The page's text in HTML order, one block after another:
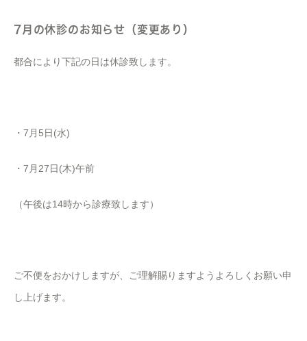
7月の休診のお知らせ（変更あり）
都合により下記の日は休診致します。
・7月5日(水)
・7月27日(木)午前
（午後は14時から診療致します）
ご不便をおかけしますが、ご理解賜りますようよろしくお願い申
し上げます。